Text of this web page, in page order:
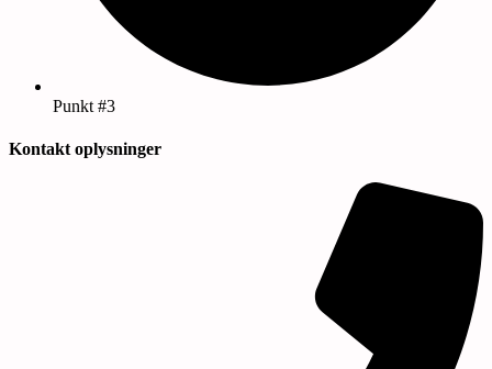
Punkt #3
Kontakt oplysninger